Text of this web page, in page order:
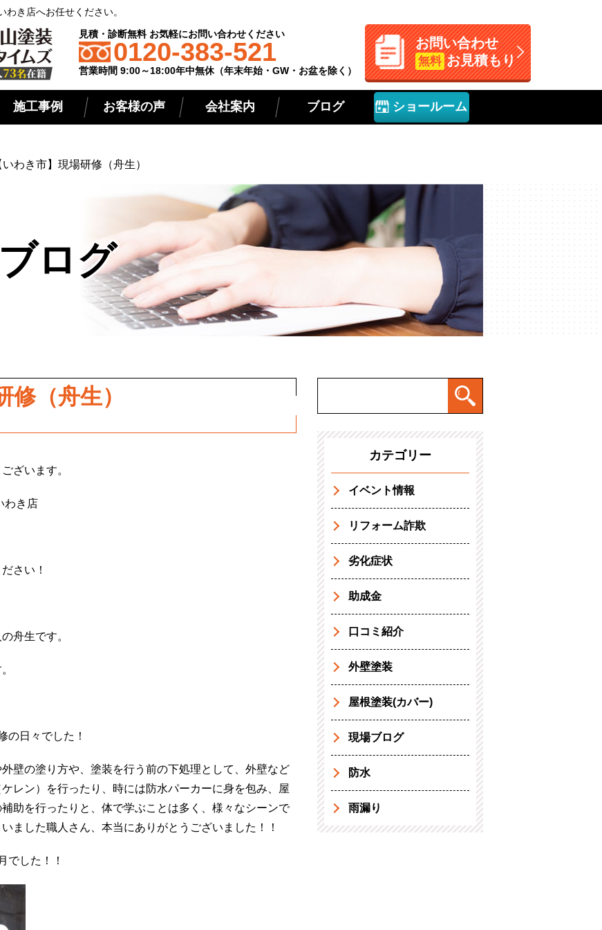
き店へお任せください。
見積・診断無料 お気軽にお問い合わせください
0120-383-521
営業時間 9:00～18:00年中無休（年末年始・GW・お盆を除く）
お問い合わせ
無料 お見積もり
施工事例 お客様の声 会社案内 ブログ ショールーム
いわき市】現場研修（舟生）
ログ
修（舟生）
ざいます。
わき店
さい！
舟生です。
の日々でした！
壁の塗り方や、塗装を行う前の下処理として、外壁など
レン）を行ったり、時には防水パーカーに身を包み、屋
助を行ったりと、体で学ぶことは多く、様々なシーンで
ました職人さん、本当にありがとうございました！！
でした！！
カテゴリー
イベント情報
リフォーム詐欺
劣化症状
助成金
口コミ紹介
外壁塗装
屋根塗装(カバー)
現場ブログ
防水
雨漏り